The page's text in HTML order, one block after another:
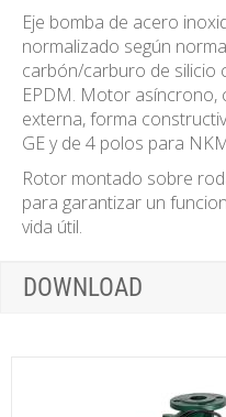
Eje bomba de acero
normalizado según
carbón/carburo de silicio
EPDM. Motor asíncrono,
externa, forma
GE y de 4 polos para
Rotor montado sobre
para garantizar un
vida útil.
DOWNLOAD